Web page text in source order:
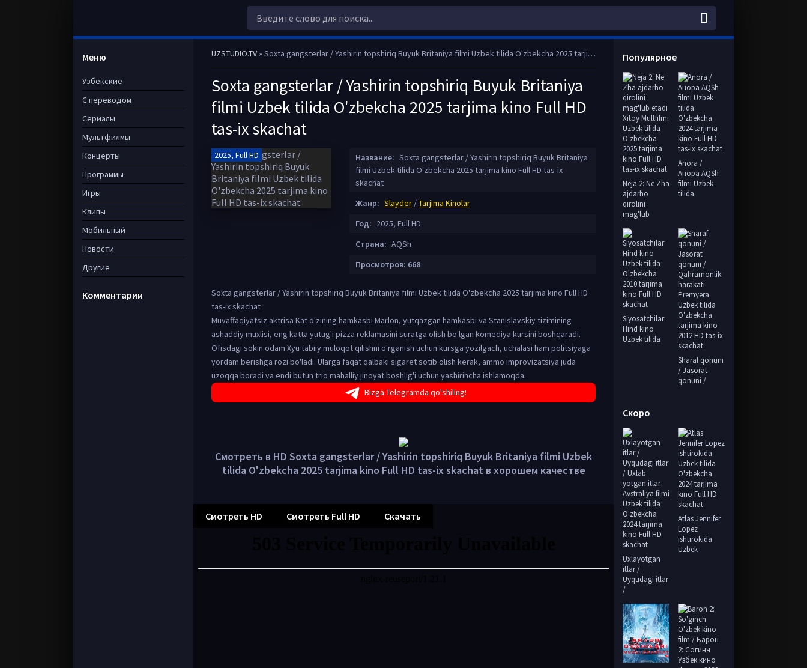
UZSTUDIO.TV» Soxta gangsterlar / Yashirin topshiriq Buyuk Britaniya filmi Uzbek tilida O'zbekcha 2025 tarjima kino Full HD tas-ix skachat
Soxta gangsterlar / Yashirin topshiriq Buyuk Britaniya
filmi Uzbek tilida O'zbekcha 2025 tarjima kino Full HD
tas-ix skachat
2025, Full HD Название: Soxta gangsterlar / Yashirin topshiriq Buyuk Britaniya
filmi Uzbek tilida O'zbekcha 2025 tarjima kino Full HD tas-ix
skachat
Жанр: Slayder /Tarjima Kinolar
Год: 2025, Full HD
Страна: AQSh
Просмотров: 668
Soxta gangsterlar / Yashirin topshiriq Buyuk Britaniya filmi Uzbek tilida O'zbekcha 2025 tarjima kino Full HD
tas-ix skachat
Muvaffaqiyatsiz aktrisa Kat o'zining hamkasbi Marlon, yutqazgan hamkasbi va Stanislavskiy tizimining
ashaddiy muxlisi, eng katta yutug'i pizza reklamasini suratga olish bo'lgan komediya kursini boshqaradi.
Ofisdagi sokin odam Xyu tabiiy muloqot qilishni o'rganish uchun kursga yozilgach, uchalasi ham politsiyaga
yordam berishga rozi bo'ladi. Ularga faqat qalbaki sigaret sotib olish kerak, ammo improvizatsiya juda
uzoqqa boradi va endi butun trio mahalliy jinoyat boshlig'i uchun yashirincha ishlamoqda.
Bizga Telegramda qo'shiling!
Смотреть в HD Soxta gangsterlar / Yashirin topshiriq Buyuk Britaniya filmi Uzbek
tilida O'zbekcha 2025 tarjima kino Full HD tas-ix skachat в хорошем качестве
Смотреть HD Смотреть Full HD Скачать
Меню
Узбекские
С переводом
Сериалы
Мультфилмы
Концерты
Программы
Игры
Клипы
Мобильный
Новости
Другие
Комментарии
Популярное
Neja 2: Ne Zha
ajdarho
qirolini
mag'lub
Anora /
Анора AQSh
filmi Uzbek
tilida
Siyosatchilar
Hind kino
Uzbek tilida
Sharaf qonuni
/ Jasorat
qonuni /
Скоро
Uxlayotgan
itlar /
Uyqudagi itlar
/
Atlas Jennifer
Lopez
ishtirokida
Uzbek